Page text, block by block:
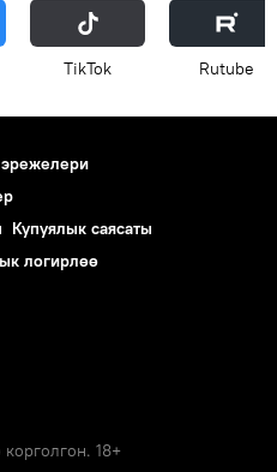
ТikТоk Rutube
Купуялык саясаты
логирлөө
18+